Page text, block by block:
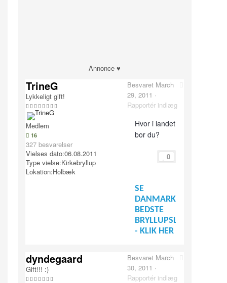
Annonce ♥
TrineG
Lykkeligt gift!
Medlem
16
327 besvarelser
Vielses dato:06.08.2011
Type vielse:Kirkebryllup
Lokation:Holbæk
Besvaret March
29, 2011 ·
Rapportér indlæg
Hvor i landet
bor du?
0
SE
DANMARKS
BEDSTE
- KLIK HER
dyndegaard
Gift!!! :)
Besvaret March
30, 2011 ·
Rapportér indlæg